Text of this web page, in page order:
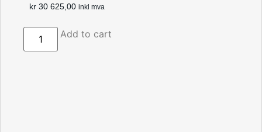
kr 30 625,00 inkl mva
Add to cart